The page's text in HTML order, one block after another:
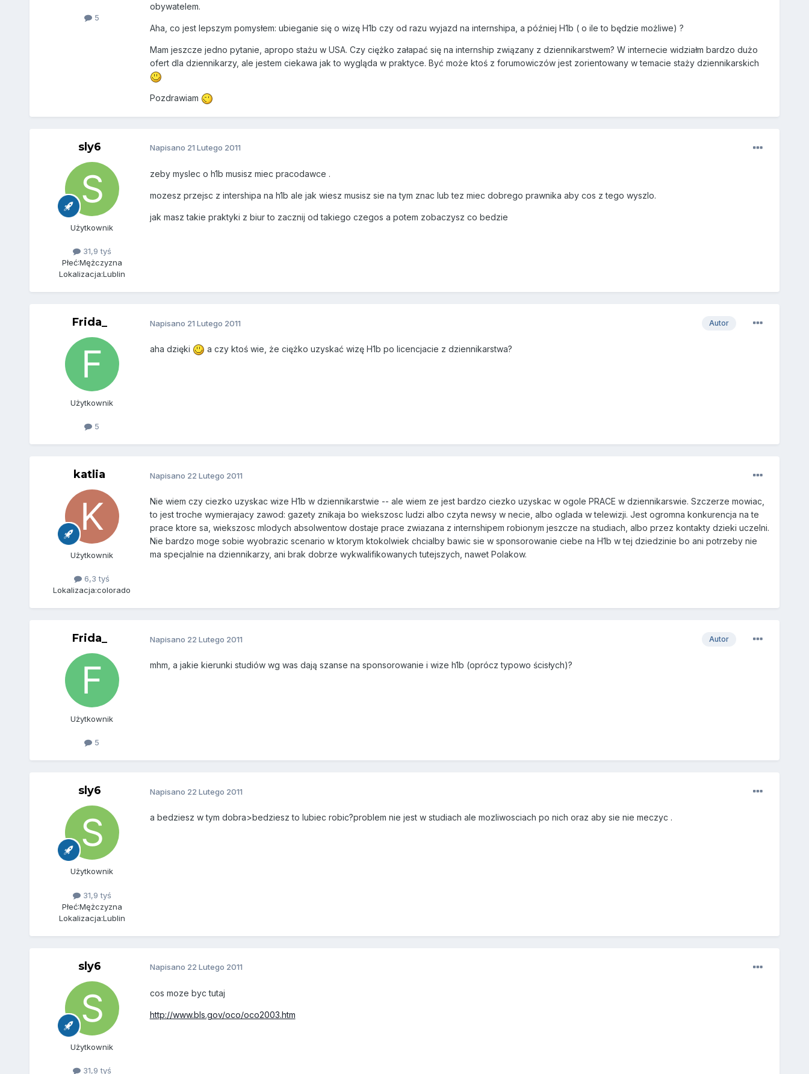
5
obywatelem.
Aha, co jest lepszym pomysłem: ubieganie się o wizę H1b czy od razu wyjazd na internshipa, a później H1b ( o ile to będzie możliwe) ?
Mam jeszcze jedno pytanie, apropo stażu w USA. Czy ciężko załapać się na internship związany z dziennikarstwem? W internecie widziałm bardzo dużo
ofert dla dziennikarzy, ale jestem ciekawa jak to wygląda w praktyce. Być może ktoś z forumowiczów jest zorientowany w temacie staży dziennikarskich
Pozdrawiam
sly6
Użytkownik
31,9 tyś
Płeć:Mężczyzna
Lokalizacja:Lublin
Napisano 21 Lutego 2011
zeby myslec o h1b musisz miec pracodawce .
mozesz przejsc z intershipa na h1b ale jak wiesz musisz sie na tym znac lub tez miec dobrego prawnika aby cos z tego wyszlo.
jak masz takie praktyki z biur to zacznij od takiego czegos a potem zobaczysz co bedzie
Frida_
Użytkownik
5
Autor
Napisano 21 Lutego 2011
aha dzięki a czy ktoś wie, że ciężko uzyskać wizę H1b po licencjacie z dziennikarstwa?
katlia
Użytkownik
6,3 tyś
Lokalizacja:colorado
Napisano 22 Lutego 2011
Nie wiem czy ciezko uzyskac wize H1b w dziennikarstwie -- ale wiem ze jest bardzo ciezko uzyskac w ogole PRACE w dziennikarswie. Szczerze mowiac,
to jest troche wymierajacy zawod: gazety znikaja bo wiekszosc ludzi albo czyta newsy w necie, albo oglada w telewizji. Jest ogromna konkurencja na te
prace ktore sa, wiekszosc mlodych absolwentow dostaje prace zwiazana z internshipem robionym jeszcze na studiach, albo przez kontakty dzieki uczelni.
Nie bardzo moge sobie wyobrazic scenario w ktorym ktokolwiek chcialby bawic sie w sponsorowanie ciebe na H1b w tej dziedzinie bo ani potrzeby nie
ma specjalnie na dziennikarzy, ani brak dobrze wykwalifikowanych tutejszych, nawet Polakow.
Frida_
Użytkownik
5
Autor
Napisano 22 Lutego 2011
mhm, a jakie kierunki studiów wg was dają szanse na sponsorowanie i wize h1b (oprócz typowo ścisłych)?
sly6
Użytkownik
31,9 tyś
Płeć:Mężczyzna
Lokalizacja:Lublin
Napisano 22 Lutego 2011
a bedziesz w tym dobra>bedziesz to lubiec robic?problem nie jest w studiach ale mozliwosciach po nich oraz aby sie nie meczyc .
sly6
Użytkownik
31,9 tyś
Napisano 22 Lutego 2011
cos moze byc tutaj
http://www.bls.gov/oco/oco2003.htm